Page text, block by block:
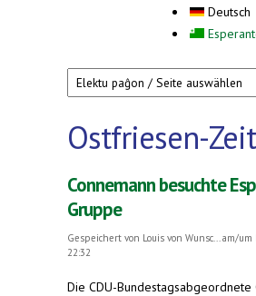
Deutsch
Ostfriesen-
Connemann besuchte
Gruppe
Gespeichert von Louis von Wunsc...
am/um
22:32
Die CDU-Bundestagsabgeordnete